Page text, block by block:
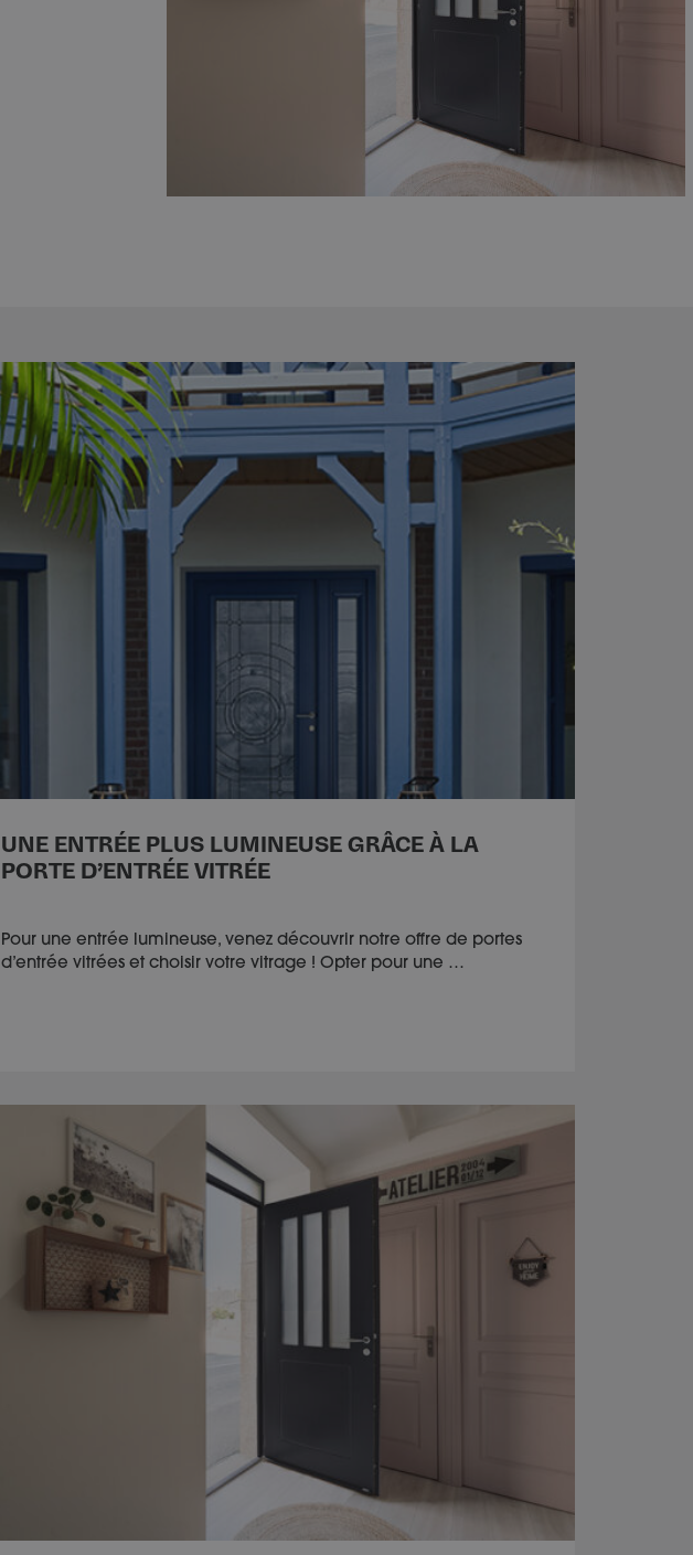
UNE ENTRÉE PLUS LUMINEUSE GRÂCE À LA
PORTE D’ENTRÉE VITRÉE
Pour une entrée lumineuse, venez découvrir notre offre de portes
d’entrée vitrées et choisir votre vitrage ! Opter pour une …